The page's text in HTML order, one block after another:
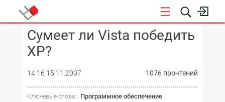
КОНФЕРЕНЦИИ
Сумеет ли Vista победить
XP?
14:16 15.11.2007 1076 прочтений
Ключевые слова : Программное обеспечение